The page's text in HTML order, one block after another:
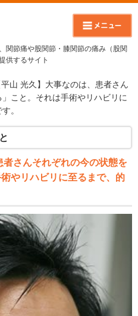
関節痛や股関節・膝関節の痛み（股関
供するサイト
山 光久】大事なのは、患者さん
こと。それは手術やリハビリに
。
者さんそれぞれの今の状態を
やリハビリに至るまで、的